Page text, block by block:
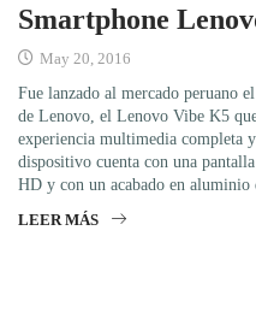
Smartphone
May 20, 2016
Fue lanzado al mercado peruano
de Lenovo, el Lenovo Vibe K5
experiencia multimedia completa
dispositivo cuenta con una
HD y con un acabado en
LEER MÁS